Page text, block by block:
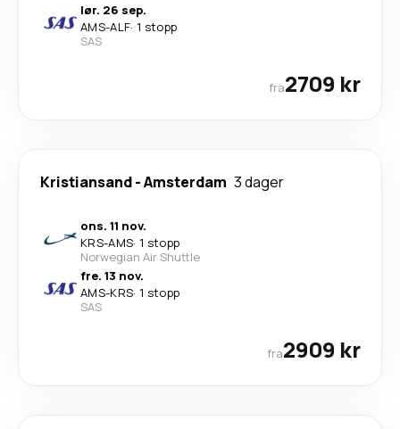
lør. 26 sep.
AMS-ALF· 1 stopp
SAS
fra2709 kr
Kristiansand-Amsterdam 3 dager
ons. 11 nov.
KRS-AMS· 1 stopp
Norwegian Air Shuttle
fre. 13 nov.
AMS-KRS· 1 stopp
SAS
fra2909 kr